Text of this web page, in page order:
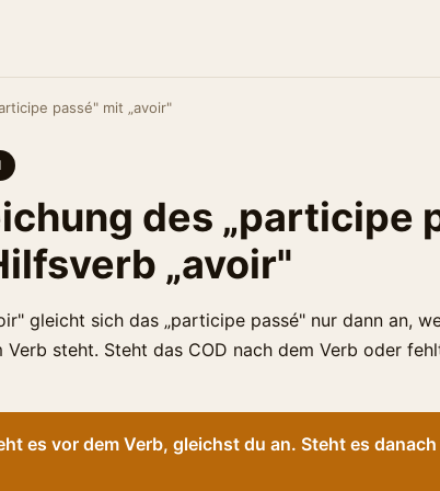
passé" mit „avoir"
des „participe
„avoir"
gleicht sich das „participe passé" nur dann an,
Verb steht. Steht das COD nach dem Verb oder
es vor dem Verb, gleichst du an. Steht es